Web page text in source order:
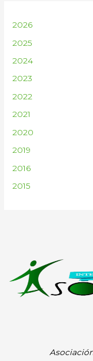
2026
2025
2024
2023
2022
2021
2020
2019
2016
2015